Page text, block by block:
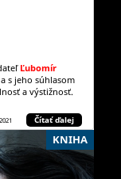
Ľubomír
s jeho súhlasom
a výstižnosť.
Čítať ďalej
KNIHA